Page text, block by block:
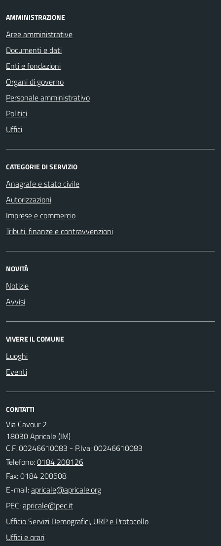
AMMINISTRAZIONE
Aree amministrative
Documenti e dati
Enti e fondazioni
Organi di governo
Personale amministrativo
Politici
Uffici
CATEGORIE DI SERVIZIO
Anagrafe e stato civile
Autorizzazioni
Imprese e commercio
Tributi, finanze e contravvenzioni
NOVITÀ
Notizie
Avvisi
VIVERE IL COMUNE
Luoghi
Eventi
CONTATTI
Via Cavour 2
18030 Apricale (IM)
C.F. 00246610083 - P.Iva: 00246610083
Telefono:0184 208126
Fax: 0184 208508
E-mail:
PEC:
Ufficio Servizi Demografici, URP e Protocollo
Uffici e orari